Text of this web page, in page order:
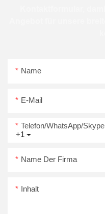
Name
E-Mail
+1
Telefon/WhatsApp/Skype
Name Der Firma
Inhalt